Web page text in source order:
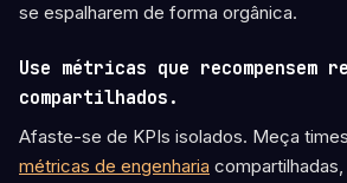
se espalharem de forma orgânica.
Use métricas que recompensem
compartilhados.
Afaste-se de KPIs isolados. Meça
métricas de engenharia